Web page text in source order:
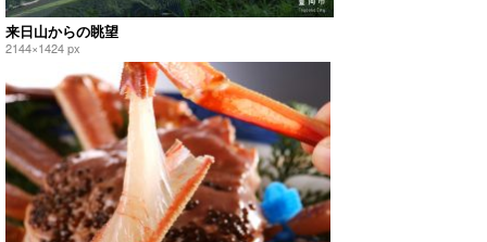
来日山からの眺望
2144×1424 px